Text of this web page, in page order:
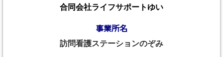
合同会社ライフサポートゆい
事業所名
訪問看護ステーションのぞみ